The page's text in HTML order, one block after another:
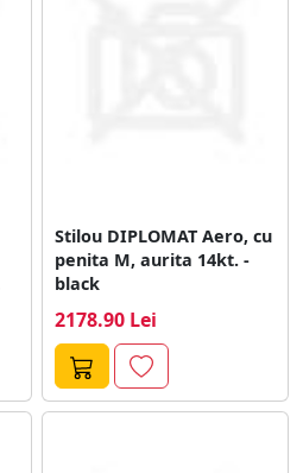
Stilou DIPLOMAT Aero, cu
penita M, aurita 14kt. -
black
2178.90 Lei